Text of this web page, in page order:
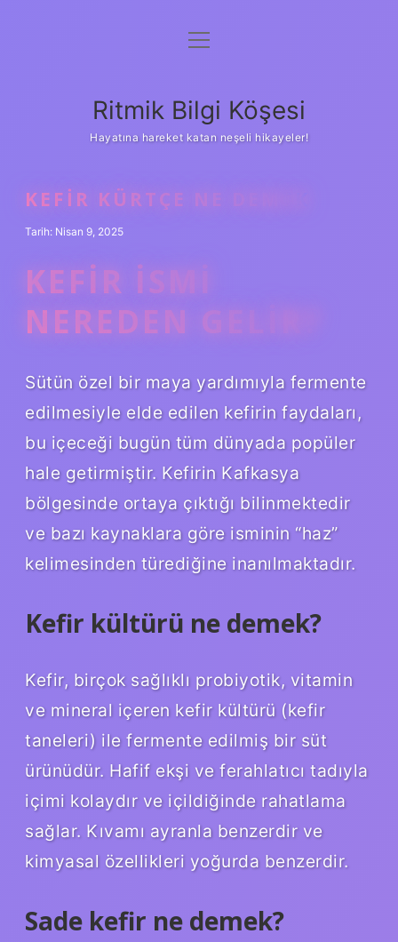
Anasayfa
Yasal Uyarı
menüyü
Ritmik Bilgi Köşesi
Hayatına hareket katan neşeli hikayeler!
KEFIR KÜRTÇE NE DEMEK
Tarih: Nisan 9, 2025
KEFIR ISMI
NEREDEN GELIR?
Sütün özel bir maya yardımıyla fermente
edilmesiyle elde edilen kefirin faydaları,
bu içeceği bugün tüm dünyada popüler
hale getirmiştir. Kefirin Kafkasya
bölgesinde ortaya çıktığı bilinmektedir
ve bazı kaynaklara göre isminin “haz”
kelimesinden türediğine inanılmaktadır.
Kefir kültürü ne demek?
Kefir, birçok sağlıklı probiyotik, vitamin
ve mineral içeren kefir kültürü (kefir
taneleri) ile fermente edilmiş bir süt
ürünüdür. Hafif ekşi ve ferahlatıcı tadıyla
içimi kolaydır ve içildiğinde rahatlama
sağlar. Kıvamı ayranla benzerdir ve
kimyasal özellikleri yoğurda benzerdir.
Sade kefir ne demek?